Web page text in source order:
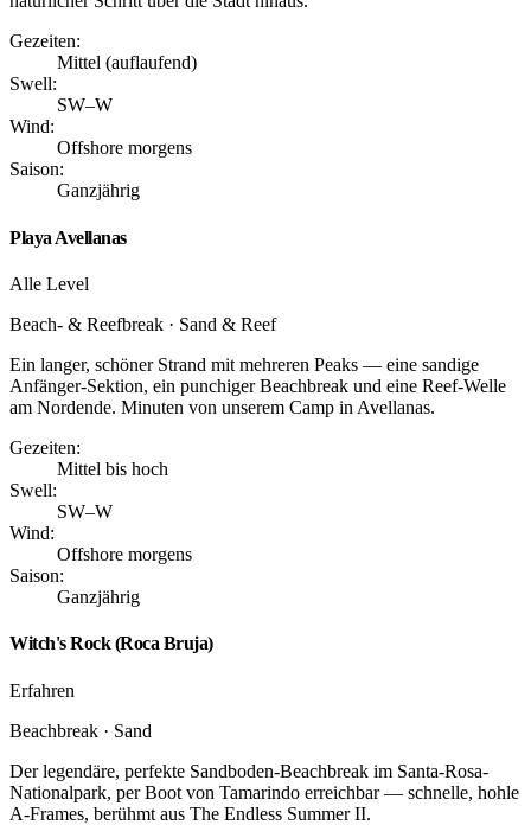
Gezeiten:
Mittel (auflaufend)
Swell:
SW–W
Wind:
Offshore morgens
Saison:
Ganzjährig
Playa Avellanas
Alle Level
Beach- & Reefbreak · Sand & Reef
Ein langer, schöner Strand mit mehreren Peaks — eine sandige
Anfänger-Sektion, ein punchiger Beachbreak und eine Reef-Welle
am Nordende. Minuten von unserem Camp in Avellanas.
Gezeiten:
Mittel bis hoch
Swell:
SW–W
Wind:
Offshore morgens
Saison:
Ganzjährig
Witch's Rock (Roca Bruja)
Erfahren
Beachbreak · Sand
Der legendäre, perfekte Sandboden-Beachbreak im Santa-Rosa-
Nationalpark, per Boot von Tamarindo erreichbar — schnelle, hohle
A-Frames, berühmt aus The Endless Summer II.